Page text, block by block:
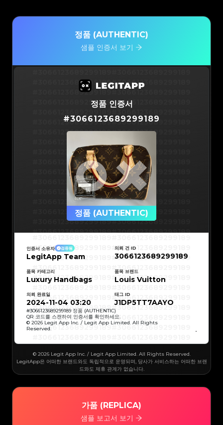
정품 (AUTHENTIC)
샘플 인증서 보기
#3066123689299189#3066123689299189
#3066123689299189#3066123689299189
#3066123689299189#3066123689299189
#3066123689299189#3066123689299189
#3066123689299189#3066123689299189
#3066123689299189#3066123689299189
#3066123689299189#3066123689299189
#3066123689299189#3066123689299189
#3066123689299189#3066123689299189
#3066123689299189#3066123689299189
#3066123689299189#3066123689299189
#3066123689299189#3066123689299189
#3066123689299189#3066123689299189
#3066123689299189#3066123689299189
#3066123689299189
#3066123689299189
#3066123689299189
#3066123689299189
#3066123689299189
#3066123689299189
#3066123689299189
#3066123689299189
#3066123689299189
#3066123689299189
#3066123689299189
#3066123689299189
#3066123689299189#3066123689299189
#3066123689299189#3066123689299189
#3066123689299189
#3066123689299189#3066123689299189
#3066123689299189#3066123689299189
#3066123689299189#3066123689299189
#3066123689299189#3066123689299189
#3066123689299189#3066123689299189
#3066123689299189#3066123689299189
정품 인증서
#3066123689299189
정품 (AUTHENTIC)
#3066123689299189
#3066123689299189
#3066123689299189
#3066123689299189
#3066123689299189
#3066123689299189
#3066123689299189
#3066123689299189
#3066123689299189
#3066123689299189
#3066123689299189#3066123689299189
#3066123689299189#3066123689299189
#3066123689299189#3066123689299189
#3066123689299189#3066123689299189
#3066123689299189#3066123689299189
#3066123689299189#3066123689299189
#3066123689299189#3066123689299189
#3066123689299189#3066123689299189
#3066123689299189#3066123689299189
#3066123689299189#3066123689299189
인증서 소유자 검증됨
LegitApp Team
의뢰 건 ID
3066123689299189
품목 카테고리
Luxury Handbags
품목 브랜드
Louis Vuitton
의뢰 완료일
2024-11-04 03:20
태그 ID
J1DP5TT7AAYO
#3066123689299189 정품 (AUTHENTIC)
QR 코드를 스캔하여 인증서를 확인하세요.
© 2026 Legit App Inc. / Legit App Limited. All Rights
Reserved.
© 2026 Legit App Inc. / Legit App Limited. All Rights Reserved.
LegitApp은 어떠한 브랜드와도 독립적으로 운영되며, 당사가 서비스하는 어떠한 브랜
드와도 제휴 관계가 없습니다.
가품 (REPLICA)
샘플 보고서 보기